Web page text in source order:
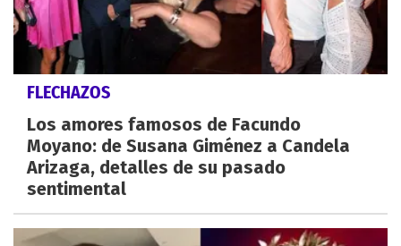
FLECHAZOS
Los amores famosos de Facundo
Moyano: de Susana Giménez a Candela
Arizaga, detalles de su pasado
sentimental